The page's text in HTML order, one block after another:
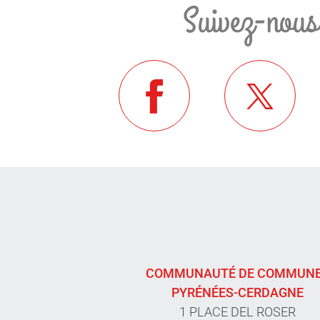
Suivez-
COMMUNAUTÉ DE
PYRÉNÉES-CERDAGNE
1 PLACE DEL ROSER